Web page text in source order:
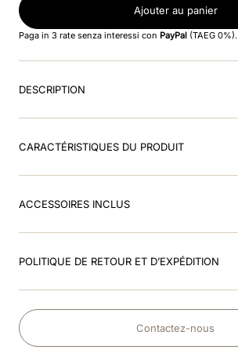
8.dressage
9.cromo 2
10.bombe noir brillant
Ajouter au panier
Paga in 3 rate senza interessi con PayPal (TAEG 0%).
DESCRIPTION
CARACTÉRISTIQUES DU PRODUIT
ACCESSOIRES INCLUS
POLITIQUE DE RETOUR ET D’EXPÉDITION
Contactez-nous